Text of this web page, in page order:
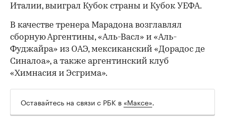
Италии, выиграл Кубок страны и Кубок УЕФА.
В качестве тренера Марадона возглавлял
сборную Аргентины, «Аль-Васл» и «Аль-
Фуджайра» из ОАЭ, мексиканский «Дорадос де
Синалоа», а также аргентинский клуб
«Химнасия и Эсгрима».
Оставайтесь на связи с РБК в «Максе».